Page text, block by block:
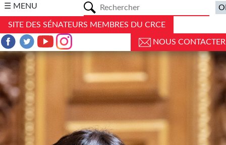
☰ MENU
SITE DES SÉNATEURS MEMBRES DU CRCE
NOUS CONTACTER